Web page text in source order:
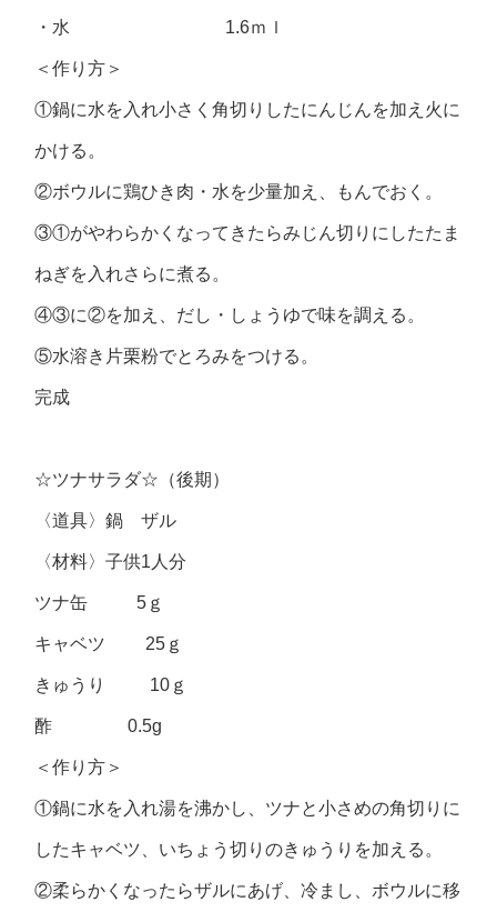
・水 1.6ｍｌ
＜作り方＞
①鍋に水を入れ小さく角切りしたにんじんを加え火に
かける。
②ボウルに鶏ひき肉・水を少量加え、もんでおく。
③①がやわらかくなってきたらみじん切りにしたたま
ねぎを入れさらに煮る。
④③に②を加え、だし・しょうゆで味を調える。
⑤水溶き片栗粉でとろみをつける。
完成
☆ツナサラダ☆（後期）
〈道具〉鍋 ザル
〈材料〉子供1人分
ツナ缶 5ｇ
キャベツ 25ｇ
きゅうり 10ｇ
酢 0.5g
＜作り方＞
①鍋に水を入れ湯を沸かし、ツナと小さめの角切りに
したキャベツ、いちょう切りのきゅうりを加える。
②柔らかくなったらザルにあげ、冷まし、ボウルに移